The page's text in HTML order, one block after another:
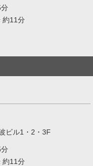
約11分
ビル1・2・3F
約11分